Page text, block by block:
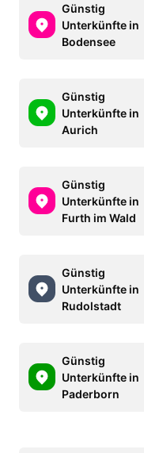
Günstig
Unterkünfte in
Bodensee
Günstig
Unterkünfte in
Aurich
Günstig
Unterkünfte in
Furth im Wald
Günstig
Unterkünfte in
Rudolstadt
Günstig
Unterkünfte in
Paderborn